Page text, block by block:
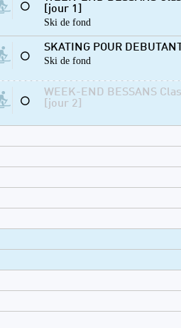
⚪
[jour 1]
Ski de fond
⚪
SKATING POUR
Ski de fond
⚪
WEEK-END BESSANS
[jour 2]